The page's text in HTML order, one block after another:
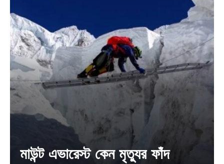
মাউন্ট এভারেস্ট কেন মৃত্যুর ফাঁদ